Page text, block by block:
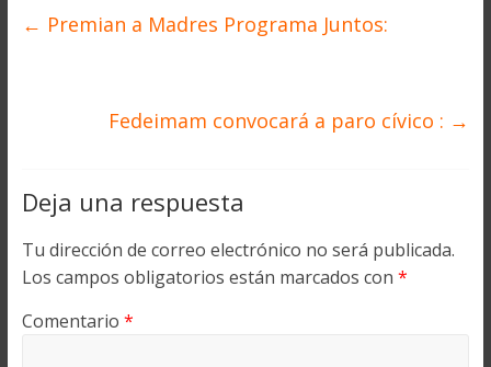
← Premian a Madres Programa Juntos:
Fedeimam convocará a paro cívico : →
Deja una respuesta
Tu dirección de correo electrónico no será publicada.
Los campos obligatorios están marcados con *
Comentario *